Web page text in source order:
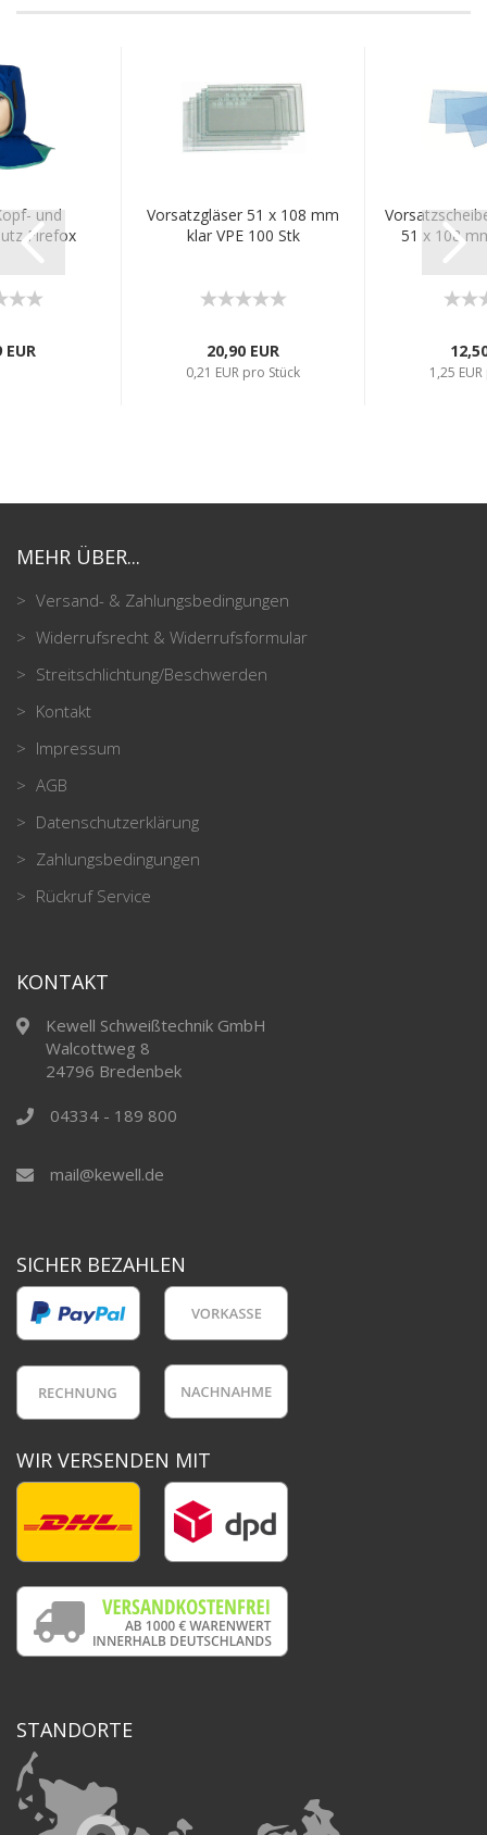
und
Firefox
EUR
Vorsatzgläser 51 x 108 mm
klar VPE 100 Stk
20,90 EUR
0,21 EUR pro Stück
51 x 108
1,25
MEHR ÜBER...
Versand- & Zahlungsbedingungen
Widerrufsrecht & Widerrufsformular
Streitschlichtung/Beschwerden
Kontakt
Impressum
AGB
Datenschutzerklärung
Zahlungsbedingungen
Rückruf Service
KONTAKT
Kewell Schweißtechnik GmbH
Walcottweg 8
24796 Bredenbek
04334 - 189 800
mail@kewell.de
SICHER BEZAHLEN
WIR VERSENDEN MIT
STANDORTE